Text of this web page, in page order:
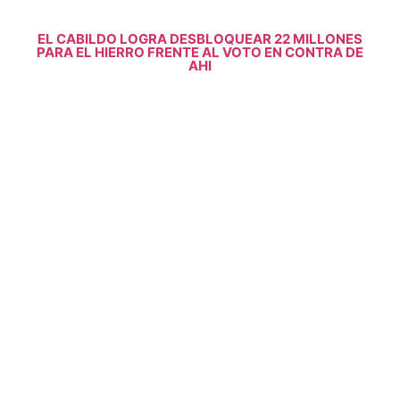
EL CABILDO LOGRA DESBLOQUEAR 22 MILLONES
PARA EL HIERRO FRENTE AL VOTO EN CONTRA DE
AHI